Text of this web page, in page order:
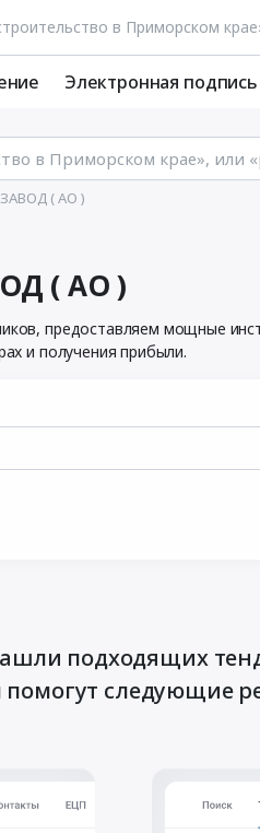
Электронная подпись
( АО )
( АО )
предоставляем мощные
и получения прибыли.
подходящих
следующие